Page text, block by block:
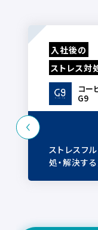
入社後の
ストレス対
コー
G9
ストレスフ
処・解決す